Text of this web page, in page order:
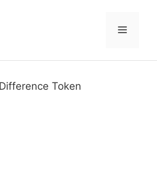
Меню
Token